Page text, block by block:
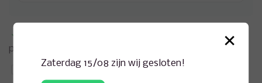
Neem contact op over dit
product
Toevoegen aan vergelijking
×
Zaterdag 15/08 zijn wij gesloten!